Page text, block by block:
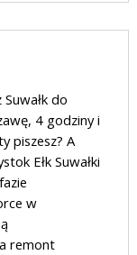
do
4 godziny i
piszesz? A
Ełk Suwałki
w
remont